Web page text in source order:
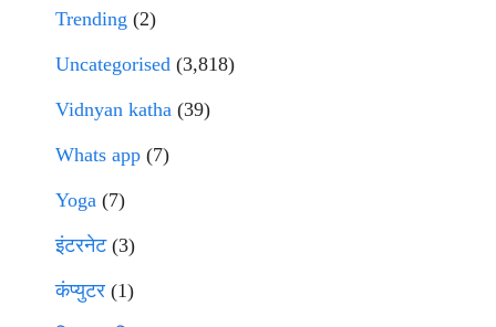
Trending (2)
Uncategorised (3,818)
Vidnyan katha (39)
Whats app (7)
Yoga (7)
इंटरनेट(3)
कंप्युटर (1)